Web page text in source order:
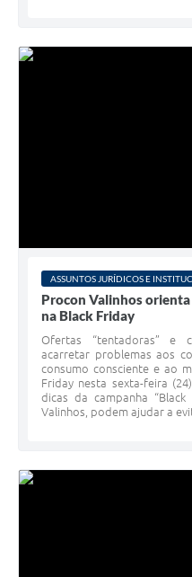
ASSUNTOS JURÍDICOS E
Procon Valinhos
na Black Friday
Ofertas “tentadoras” e
acarretar problemas aos
consumo consciente e ao
Friday nesta sexta-feira
dicas da campanha
Valinhos, podem ajudar a